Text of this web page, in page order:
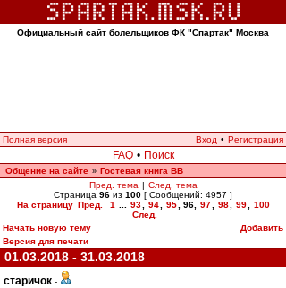
Официальный сайт болельщиков ФК "Спартак" Москва
Полная версия Вход • Регистрация
FAQ • Поиск
Общение на сайте » Гостевая книга ВВ
Пред. тема | След. тема
Страница 96 из 100 [ Сообщений: 4957 ]
На страницу Пред. 1 93 94 95 96, 97 98 99
100
След.
Начать новую тему
Добавить
Версия для печати
01.03.2018 - 31.03.2018
старичок -